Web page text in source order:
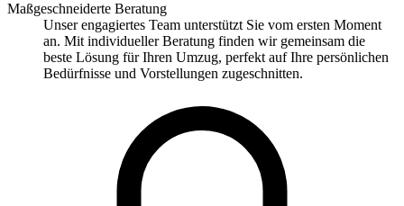
Maßgeschneiderte Beratung
Unser engagiertes Team unterstützt Sie vom ersten Moment
an. Mit individueller Beratung finden wir gemeinsam die
beste Lösung für Ihren Umzug, perfekt auf Ihre persönlichen
Bedürfnisse und Vorstellungen zugeschnitten.